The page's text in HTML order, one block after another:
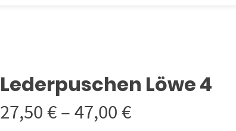
Lederpuschen Löwe 4
27,50€–47,00€Preisspanne: